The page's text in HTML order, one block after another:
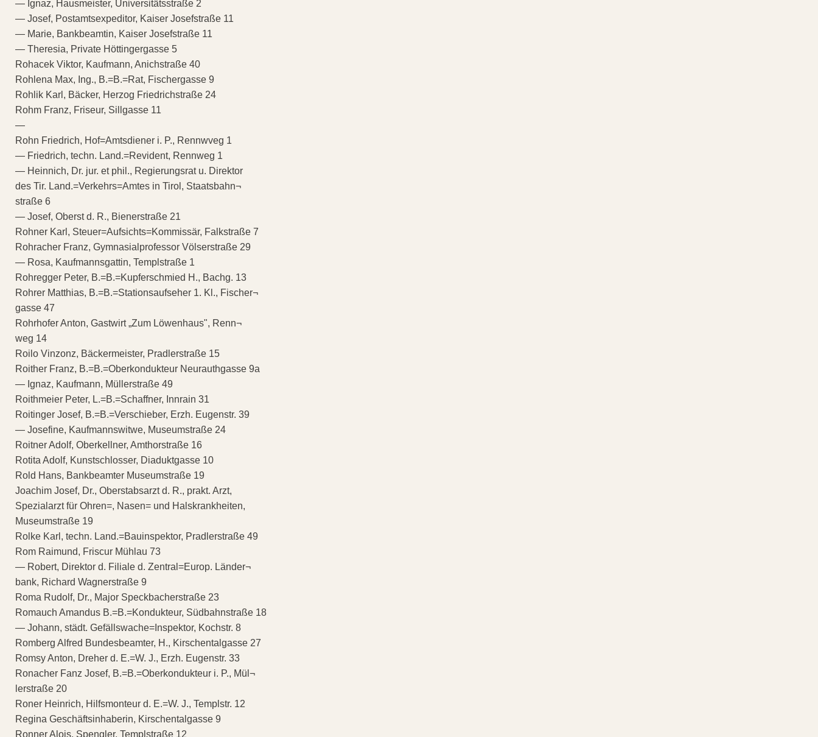
— Ignaz, Hausmeister, Universitätsstraße 2
— Josef, Postamtsexpeditor, Kaiser Josefstraße 11
— Marie, Bankbeamtin, Kaiser Josefstraße 11
— Theresia, Private Höttingergasse 5
Rohacek Viktor, Kaufmann, Anichstraße 40
Rohlena Max, Ing., B.=B.=Rat, Fischergasse 9
Rohlik Karl, Bäcker, Herzog Friedrichstraße 24
Rohm Franz, Friseur, Sillgasse 11
—
Rohn Friedrich, Hof=Amtsdiener i. P., Rennwveg 1
— Friedrich, techn. Land.=Revident, Rennweg 1
— Heinnich, Dr. jur. et phil., Regierungsrat u. Direktor
des Tir. Land.=Verkehrs=Amtes in Tirol, Staatsbahn¬
straße 6
— Josef, Oberst d. R., Bienerstraße 21
Rohner Karl, Steuer=Aufsichts=Kommissär, Falkstraße 7
Rohracher Franz, Gymnasialprofessor Völserstraße 29
— Rosa, Kaufmannsgattin, Templstraße 1
Rohregger Peter, B.=B.=Kupferschmied H., Bachg. 13
Rohrer Matthias, B.=B.=Stationsaufseher 1. Kl., Fischer¬
gasse 47
Rohrhofer Anton, Gastwirt „Zum Löwenhaus", Renn¬
weg 14
Roilo Vinzonz, Bäckermeister, Pradlerstraße 15
Roither Franz, B.=B.=Oberkondukteur Neurauthgasse 9a
— Ignaz, Kaufmann, Müllerstraße 49
Roithmeier Peter, L.=B.=Schaffner, Innrain 31
Roitinger Josef, B.=B.=Verschieber, Erzh. Eugenstr. 39
— Josefine, Kaufmannswitwe, Museumstraße 24
Roitner Adolf, Oberkellner, Amthorstraße 16
Rotita Adolf, Kunstschlosser, Diaduktgasse 10
Rold Hans, Bankbeamter Museumstraße 19
Joachim Josef, Dr., Oberstabsarzt d. R., prakt. Arzt,
Spezialarzt für Ohren=, Nasen= und Halskrankheiten,
Museumstraße 19
Rolke Karl, techn. Land.=Bauinspektor, Pradlerstraße 49
Rom Raimund, Friscur Mühlau 73
— Robert, Direktor d. Filiale d. Zentral=Europ. Länder¬
bank, Richard Wagnerstraße 9
Roma Rudolf, Dr., Major Speckbacherstraße 23
Romauch Amandus B.=B.=Kondukteur, Südbahnstraße 18
— Johann, städt. Gefällswache=Inspektor, Kochstr. 8
Romberg Alfred Bundesbeamter, H., Kirschentalgasse 27
Romsy Anton, Dreher d. E.=W. J., Erzh. Eugenstr. 33
Ronacher Fanz Josef, B.=B.=Oberkondukteur i. P., Mül¬
lerstraße 20
Roner Heinrich, Hilfsmonteur d. E.=W. J., Templstr. 12
Regina Geschäftsinhaberin, Kirschentalgasse 9
Ronner Alois, Spengler, Templstraße 12